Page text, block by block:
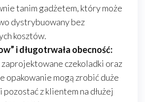
tanim gadżetem, który może
dystrybuowany bez
kosztów.
i długotrwała obecność:
czekoladki oraz
opakowanie mogą zrobić duże
pozostać z klientem na dłużej